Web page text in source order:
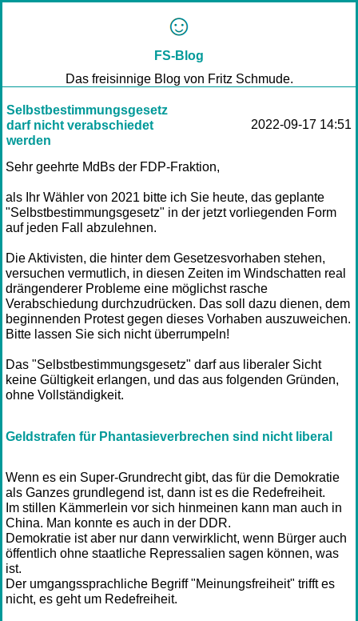
FS-Blog
Das freisinnige Blog von Fritz Schmude.
Selbstbestimmungsgesetz
darf nicht verabschiedet
werden
2022-09-17 14:51
Sehr geehrte MdBs der FDP-Fraktion,
als Ihr Wähler von 2021 bitte ich Sie heute, das geplante
"Selbstbestimmungsgesetz" in der jetzt vorliegenden Form
auf jeden Fall abzulehnen.
Die Aktivisten, die hinter dem Gesetzesvorhaben stehen,
versuchen vermutlich, in diesen Zeiten im Windschatten real
drängenderer Probleme eine möglichst rasche
Verabschiedung durchzudrücken. Das soll dazu dienen, dem
beginnenden Protest gegen dieses Vorhaben auszuweichen.
Bitte lassen Sie sich nicht überrumpeln!
Das "Selbstbestimmungsgesetz" darf aus liberaler Sicht
keine Gültigkeit erlangen, und das aus folgenden Gründen,
ohne Vollständigkeit.
Geldstrafen für Phantasieverbrechen sind nicht liberal
Wenn es ein Super-Grundrecht gibt, das für die Demokratie
als Ganzes grundlegend ist, dann ist es die Redefreiheit.
Im stillen Kämmerlein vor sich hinmeinen kann man auch in
China. Man konnte es auch in der DDR.
Demokratie ist aber nur dann verwirklicht, wenn Bürger auch
öffentlich ohne staatliche Repressalien sagen können, was
ist.
Der umgangssprachliche Begriff "Meinungsfreiheit" trifft es
nicht, es geht um Redefreiheit.